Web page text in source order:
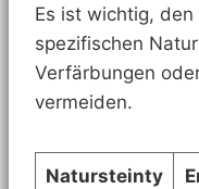
Es ist wichtig,
spezifischen
Verfärbungen
vermeiden.
Natursteinty